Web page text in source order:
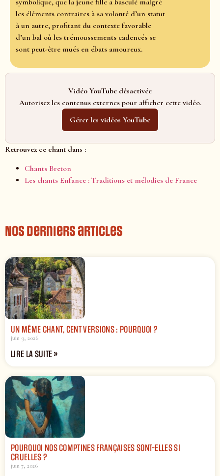
symbolique, que la jeune fille a basculé malgré
les éléments contraires à sa volonté d’un statut
à un autre, profitant du contexte favorable
d’un bal où les trémoussements cadencés se
sont peut-être mués en ébats amoureux.
Vidéo YouTube désactivée
Autorisez les contenus externes pour afficher cette vidéo.
Gérer les vidéos YouTube
Retrouvez ce chant dans :
Chants Breton
Les chants Enfance : Traditions et mélodies de France
Nos derniers articles
UN MÊME CHANT, CENT VERSIONS : POURQUOI ?
juin 9, 2026
LIRE LA SUITE »
POURQUOI NOS COMPTINES FRANÇAISES SONT-ELLES SI
CRUELLES ?
juin 7, 2026